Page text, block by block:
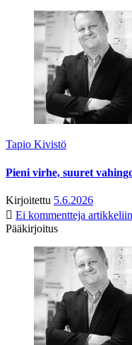
Tapio Kivistö
Pieni virhe, suuret
Kirjoitettu 5.6.2026
Ei kommentteja
Pääkirjoitus